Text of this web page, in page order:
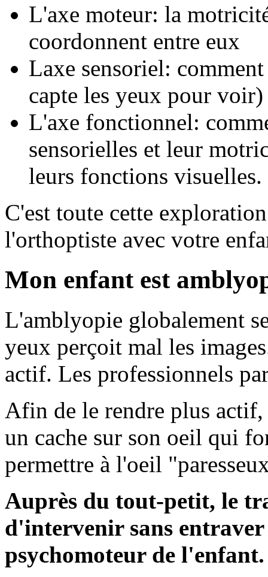
L'axe moteur: la
coordonnent entre eux
Laxe sensoriel:
capte les yeux pour
L'axe fonctionnel:
sensorielles et leur
leurs fonctions visuelles.
C'est toute cette
l'orthoptiste avec votre
Mon enfant est
L'amblyopie globalement
yeux perçoit mal les
actif. Les professionnels
Afin de le rendre plus
un cache sur son oeil qui
permettre à l'oeil
Auprès du tout-petit, le
d'intervenir sans entraver
psychomoteur de l'enfant.